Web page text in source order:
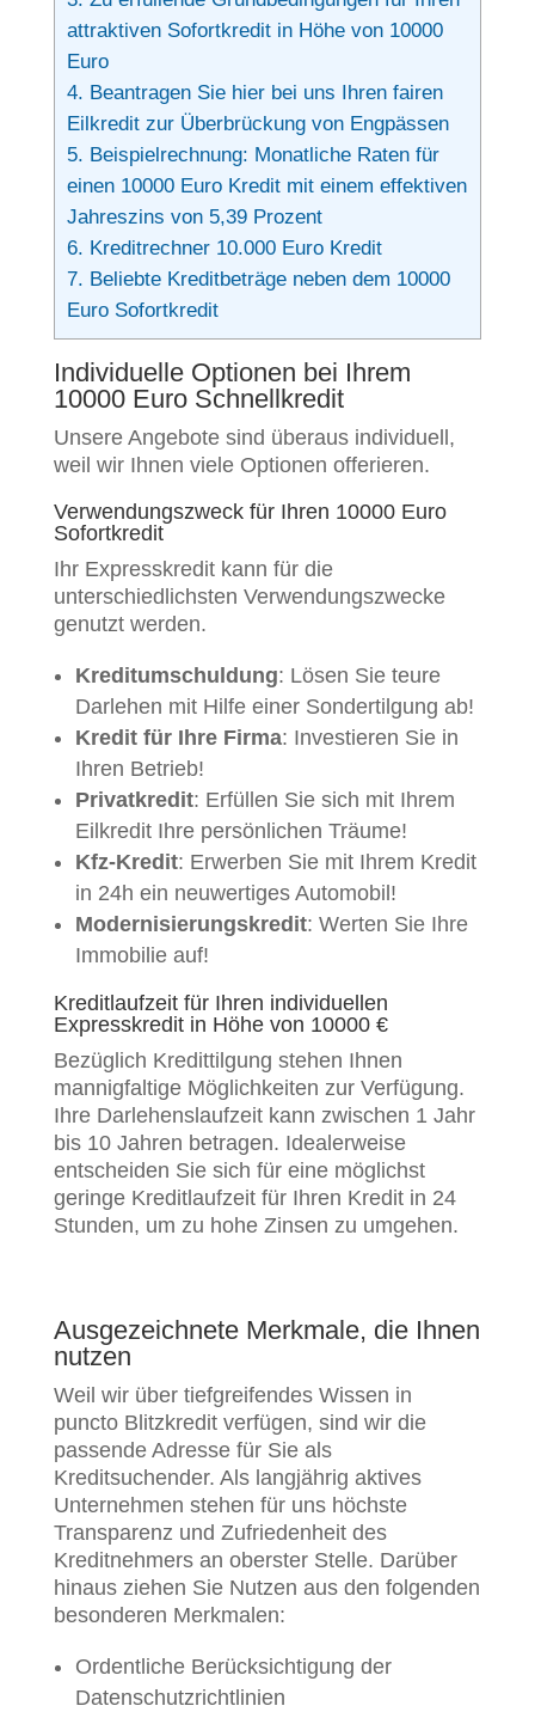
attraktiven Sofortkredit in Höhe von 10000
Euro
4. Beantragen Sie hier bei uns Ihren fairen
Eilkredit zur Überbrückung von Engpässen
5. Beispielrechnung: Monatliche Raten für
einen 10000 Euro Kredit mit einem effektiven
Jahreszins von 5,39 Prozent
6. Kreditrechner 10.000 Euro Kredit
7. Beliebte Kreditbeträge neben dem 10000
Euro Sofortkredit
Individuelle Optionen bei Ihrem
10000 Euro Schnellkredit
Unsere Angebote sind überaus individuell,
weil wir Ihnen viele Optionen offerieren.
Verwendungszweck für Ihren 10000 Euro
Sofortkredit
Ihr Expresskredit kann für die
unterschiedlichsten Verwendungszwecke
genutzt werden.
Kreditumschuldung: Lösen Sie teure
Darlehen mit Hilfe einer Sondertilgung ab!
Kredit für Ihre Firma: Investieren Sie in
Ihren Betrieb!
Privatkredit: Erfüllen Sie sich mit Ihrem
Eilkredit Ihre persönlichen Träume!
Kfz-Kredit: Erwerben Sie mit Ihrem Kredit
in 24h ein neuwertiges Automobil!
Modernisierungskredit: Werten Sie Ihre
Immobilie auf!
Kreditlaufzeit für Ihren individuellen
Expresskredit in Höhe von 10000 €
Bezüglich Kredittilgung stehen Ihnen
mannigfaltige Möglichkeiten zur Verfügung.
Ihre Darlehenslaufzeit kann zwischen 1 Jahr
bis 10 Jahren betragen. Idealerweise
entscheiden Sie sich für eine möglichst
geringe Kreditlaufzeit für Ihren Kredit in 24
Stunden, um zu hohe Zinsen zu umgehen.
Ausgezeichnete Merkmale, die Ihnen
nutzen
Weil wir über tiefgreifendes Wissen in
puncto Blitzkredit verfügen, sind wir die
passende Adresse für Sie als
Kreditsuchender. Als langjährig aktives
Unternehmen stehen für uns höchste
Transparenz und Zufriedenheit des
Kreditnehmers an oberster Stelle. Darüber
hinaus ziehen Sie Nutzen aus den folgenden
besonderen Merkmalen:
Ordentliche Berücksichtigung der
Datenschutzrichtlinien